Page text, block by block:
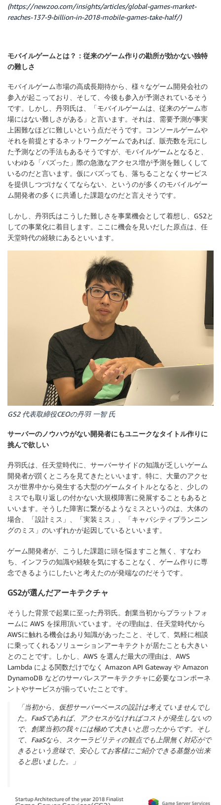
(https://newzoo.com/insights/articles/global-games-market-
reaches-137-9-billion-in-2018-mobile-games-take-half/)
モバイルゲームとは？：従来のゲーム作りの勘所が効かない独特
の難しさ
モバイルゲーム市場の高成長期待から、様々なゲーム開発会社の
参入が起こっており、そして、今後も参入が予測されているそう
です。しかし、丹羽氏は、「モバイルゲームは、従来のゲーム市
場にはない難しさがある」と言います。それは、需要予測が事実
上困難なほどに難しいという点だそうです。コンソールゲームや
それを前提とするネットワークゲームであれば、販売数を元にし
た予測などの手法もあるそうですが、モバイルゲームとなると、
いわゆる「バズった」際の急激なアクセス増が予測を難しくして
いるのだと言います。仮にバズっても、落ちることなくサービス
を提供しつづけなくてならない、というのが多くのモバイルゲー
ム開発者の多くに共通した課題なのだと言えそうです。
しかし、丹羽氏はこうした難しさを事業機会として着想し、GS2と
しての事業化に着目します。ここに機会を見いだした原点は、任
天堂時代の経験にあるといいます。
GS2 代表取締役CEOの丹羽 一智 氏
サーバーのノウハウがない開発者にもユニークなタイトル作りに
挑んで欲しい
丹羽氏は、任天堂時代に、サーバーサイドの知識が乏しいゲーム
開発者が躓くところを見てきたといいます。特に、大量のアクセ
スが世界中から発生する大型のゲームタイトルとなると、少しの
ミスでも取り返しの付かない大規模障害に発展することもあると
いいます。そうした障害に繋がるようなミスというのは、大体の
場合、「設計ミス」、「実装ミス」、「キャパシティプランニン
グのミス」のいずれかが起因しているといいます。
ゲーム開発者が、こうした課題に頭を悩ますこと無く、すなわ
ち、インフラの知識や経験を気にすることなく、ゲーム作りに専
念できるようにしたいと考えたのが発端なのだそうです。
GS2が選んだアーキテクチャ
そうした背景で起業に至った丹羽氏。創業当初からプラットフォ
ームに AWS を採用頂いています。その理由は、任天堂時代から
AWSに触れる機会はあり知識があったこと、そして、気軽に相談
に乗ってくれるソリューションアーキテクトが居たことも大きい
とのことです。しかし、AWS を選んだ最大の理由は、AWS
Lambda による関数だけでなく Amazon API Gateway や Amazon
DynamoDB などのサーバレスアーキテクチャに必要なコンポーネ
ントやサービスが揃っていたことです。
「当初から、仮想サーバーベースの設計は考えていませんでし
た。FaaSであれば、アクセスがなければコストが発生しないの
で、創業当初の我々には極めて大きいと思ったからです。そし
て、FaaSなら、スケーラビリティの観点でも上限無く対応がで
きるという意味で、安心してお客様にご紹介できる基盤が出来
ると思いました。」